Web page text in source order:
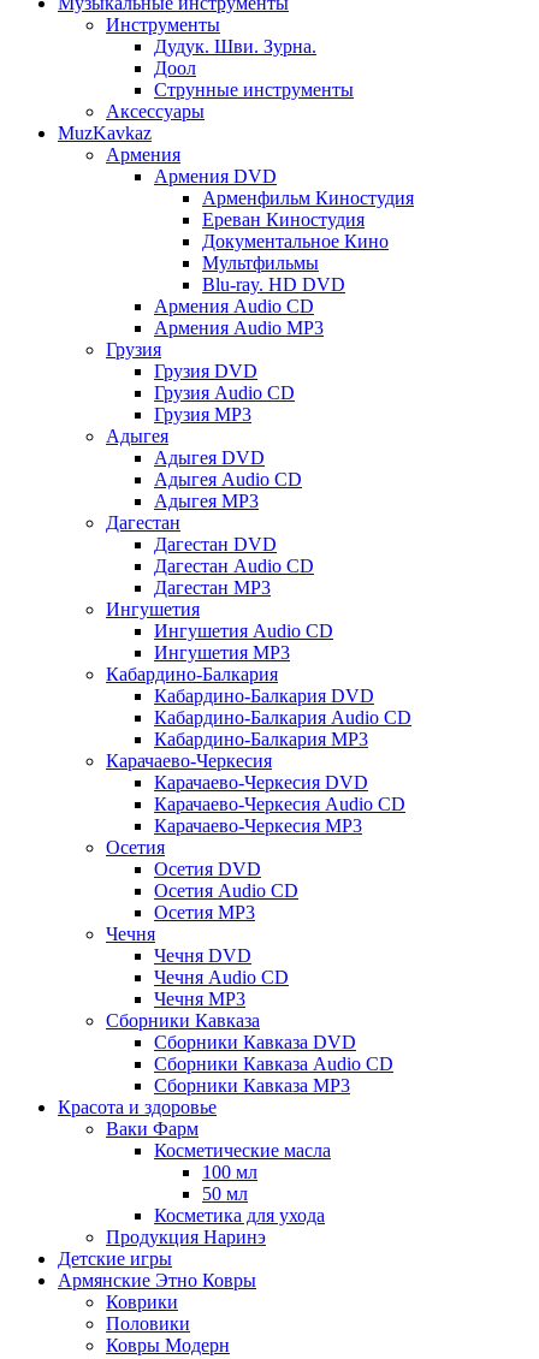
Инструменты
Дудук. Шви. Зурна.
Доол
Струнные инструменты
Аксессуары
MuzKavkaz
Армения
Армения DVD
Арменфильм Киностудия
Ереван Киностудия
Документальное Кино
Мультфильмы
Blu-ray. HD DVD
Армения Audio CD
Армения Audio MP3
Грузия
Грузия DVD
Грузия Audio CD
Грузия MP3
Адыгея
Адыгея DVD
Адыгея Audio CD
Адыгея MP3
Дагестан
Дагестан DVD
Дагестан Audio CD
Дагестан MP3
Ингушетия
Ингушетия Audio CD
Ингушетия MP3
Кабардино-Балкария
Кабардино-Балкария DVD
Кабардино-Балкария Audio CD
Кабардино-Балкария MP3
Карачаево-Черкесия
Карачаево-Черкесия DVD
Карачаево-Черкесия Audio CD
Карачаево-Черкесия MP3
Осетия
Осетия DVD
Осетия Audio CD
Осетия MP3
Чечня
Чечня DVD
Чечня Audio CD
Чечня MP3
Сборники Кавказа
Сборники Кавказа DVD
Сборники Кавказа Audio CD
Сборники Кавказа MP3
Красота и здоровье
Ваки Фарм
Косметические масла
100 мл
50 мл
Косметика для ухода
Продукция Наринэ
Детские игры
Армянские Этно Ковры
Коврики
Половики
Ковры Модерн